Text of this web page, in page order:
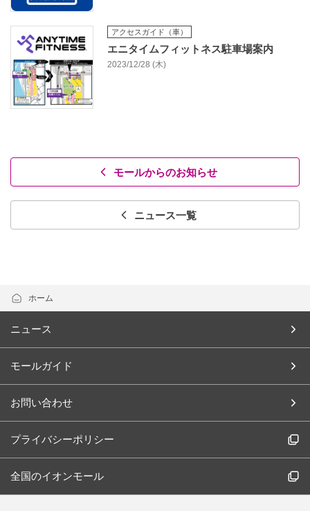
アクセスガイド（車）
エニタイムフィットネス駐車場案内
2023/12/28 (木)
モールからのお知らせ
ニュース一覧
ホーム
ニュース
モールガイド
お問い合わせ
プライバシーポリシー
全国のイオンモール